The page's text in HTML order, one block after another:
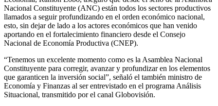
Nacional Constituyente (ANC) están todos los sectores productivos
llamados a seguir profundizando en el orden económico nacional,
esto, sin dejar de lado a los actores económicos que han venido
aportando en el fortalecimiento financiero desde el Consejo
Nacional de Economía Productiva (CNEP).
“Tenemos un excelente momento como es la Asamblea Nacional
Constituyente para corregir, avanzar y profundizar en los elementos
que garanticen la inversión social”, señaló el también ministro de
Economía y Finanzas al ser entrevistado en el programa Análisis
Situacional, transmitido por el canal Globovisión.